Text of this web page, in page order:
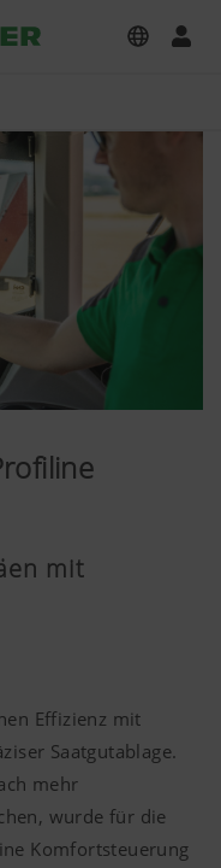
mit
Effizienz mit
Saatgutablage.
mehr
wurde für die
Komfortsteuerung